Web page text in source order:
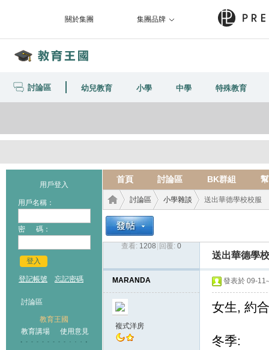
關於集團 集團品牌
討論區 幼兒教育 小學 中學 特殊教育
用戶登入
用戶名稱：
密 碼：
登入
登記帳號 忘記密碼
討論區
教育王國
教育講場
使用意見
首頁 討論區 BK群組
討論區
›
小學雜談 送出華德學校校服
查看: 1208 回覆: 0
送出華德學
MARANDA
複式洋房
發表於 09-
女生, 約
冬季: